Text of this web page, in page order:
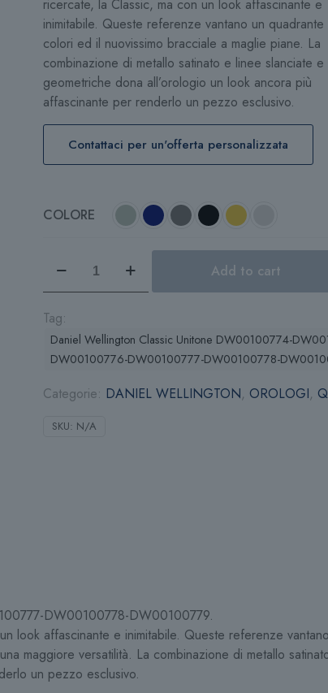
ricercate, la Classic, ma con un look affascinante e
inimitabile. Queste referenze vantano un quadrante
colori ed il nuovissimo bracciale a maglie piane. La
combinazione di metallo satinato e linee slanciate e
geometriche dona all’orologio un look ancora più
affascinante per renderlo un pezzo esclusivo.
Contattaci per un'offerta personalizzata
COLORE
Wellington
Classic
Unitone
quantità
Add to cart
Tag:
Daniel Wellington Classic Unitone DW00100774-
DW00100776-DW00100777-DW00100778-
Categorie: DANIEL WELLINGTON, OROLOGI,
SKU: N/A
DW00100778-DW00100779.
look affascinante e inimitabile. Queste referenze
maggiore versatilità. La combinazione di metallo
un pezzo esclusivo.